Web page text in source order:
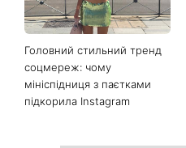
Останні новини